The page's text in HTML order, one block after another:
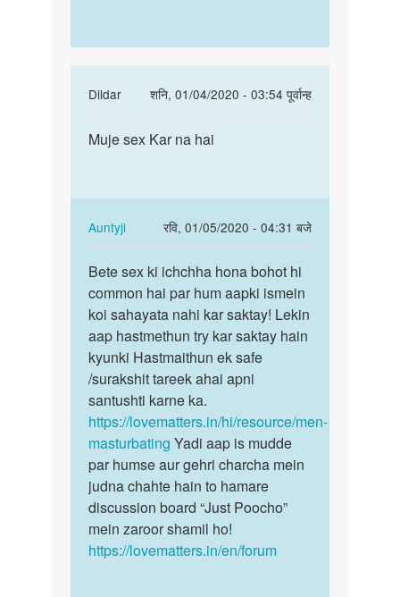
Dildar
शनि, 01/04/2020 - 03:54 पूर्वान्ह
In
to
Hum
apki
kya
by
Auntyji
Muje
na
hai
Muje sex Kar na hai
Auntyji
रवि, 01/05/2020 - 04:31 बजे
In
reply
to
Muje
sex
Kar
na
hai
by
Dildar
Bete
sex
ki
ichchha
hona…
Bete sex ki ichchha hona bohot hi
common hai par hum aapki ismein
koi sahayata nahi kar saktay! Lekin
aap hastmethun try kar saktay hain
kyunki Hastmaithun ek safe
/surakshit tareek ahai apni
santushti karne ka.
https://lovematters.in/hi/resource/men-
masturbating Yadi aap is mudde
par humse aur gehri charcha mein
judna chahte hain to hamare
discussion board “Just Poocho”
mein zaroor shamil ho!
https://lovematters.in/en/forum